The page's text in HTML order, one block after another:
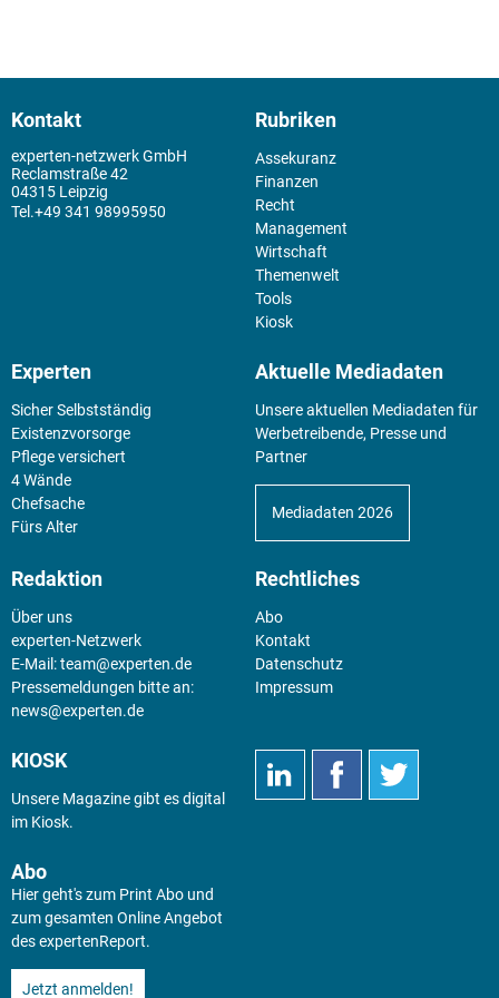
Kontakt
experten-netzwerk GmbH
Reclamstraße 42
04315 Leipzig
+49 341 98995950
Rubriken
Assekuranz
Finanzen
Recht
Management
Wirtschaft
Themenwelt
Tools
Kiosk
Experten
Sicher Selbstständig
Existenz­vorsorge
Pflege versichert
4 Wände
Chefsache
Fürs Alter
Aktuelle Mediadaten
Unsere aktuellen Mediadaten für
Werbetreibende, Presse und
Partner
Mediadaten 2026
Redaktion
Über uns
experten-Netzwerk
E-Mail:team@experten.de
Pressemeldungen bitte an:
news@experten.de
Rechtliches
Abo
Kontakt
Datenschutz
Impressum
KIOSK
Unsere Magazine gibt es digital
im Kiosk.
Abo
Hier geht's zum Print Abo und
zum gesamten Online Angebot
des expertenReport.
Jetzt anmelden!